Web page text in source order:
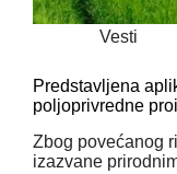
Vesti
Predstavljena
poljoprivredne
Zbog povećanog
izazvane